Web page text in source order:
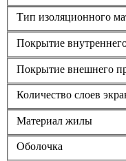
Тип изоляционного
Покрытие
Покрытие внешнего
Количество слоев
Материал жилы
Оболочка